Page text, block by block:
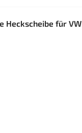
Heckscheibe für VW